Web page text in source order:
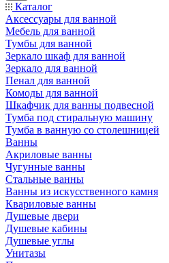
Каталог
Аксессуары для ванной
Мебель для ванной
Тумбы для ванной
Зеркало шкаф для ванной
Зеркало для ванной
Пенал для ванной
Комоды для ванной
Шкафчик для ванны подвесной
Тумба под стиральную машину
Тумба в ванную со столешницей
Ванны
Акриловые ванны
Чугунные ванны
Стальные ванны
Ванны из искусственного камня
Квариловые ванны
Душевые двери
Душевые кабины
Душевые углы
Унитазы